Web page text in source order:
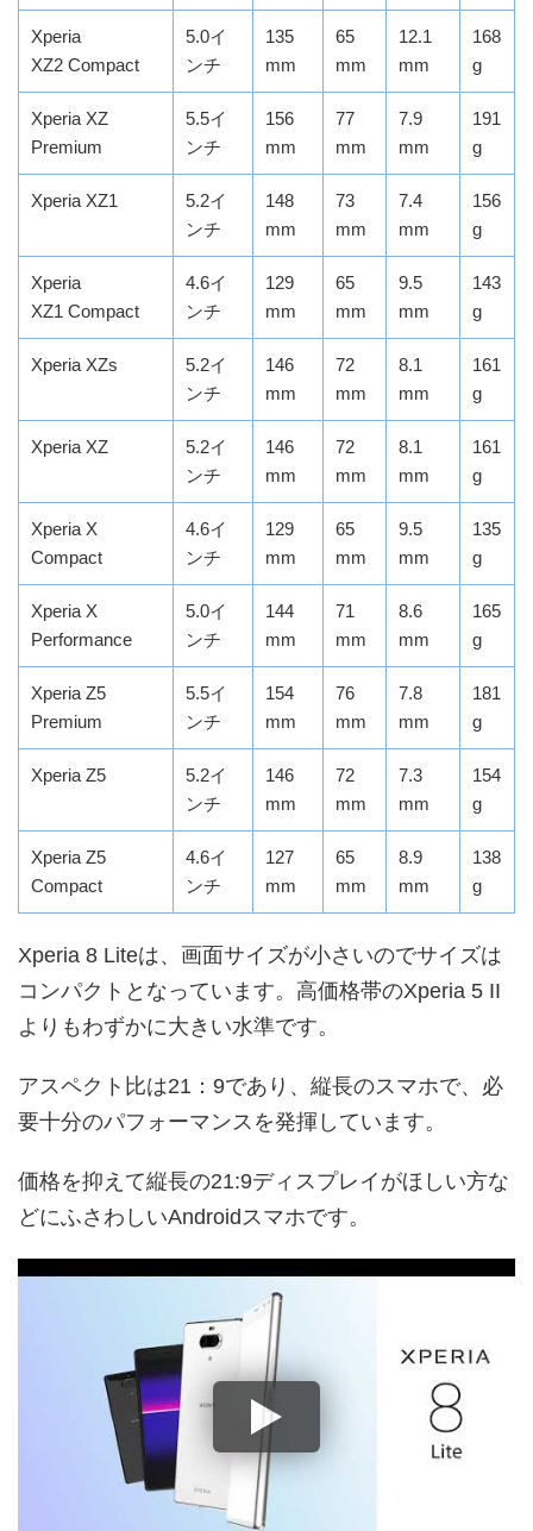
Xperia
XZ2 Compact
5.0イ
ンチ
135
mm
65
mm
12.1
mm
168
g
Xperia XZ
Premium
5.5イ
ンチ
156
mm
77
mm
7.9
mm
191
g
Xperia XZ1
5.2イ
ンチ
148
mm
73
mm
7.4
mm
156
g
Xperia
XZ1 Compact
4.6イ
ンチ
129
mm
65
mm
9.5
mm
143
g
Xperia XZs
5.2イ
ンチ
146
mm
72
mm
8.1
mm
161
g
Xperia XZ
5.2イ
ンチ
146
mm
72
mm
8.1
mm
161
g
Xperia X
Compact
4.6イ
ンチ
129
mm
65
mm
9.5
mm
135
g
Xperia X
Performance
5.0イ
ンチ
144
mm
71
mm
8.6
mm
165
g
Xperia Z5
Premium
5.5イ
ンチ
154
mm
76
mm
7.8
mm
181
g
Xperia Z5
5.2イ
ンチ
146
mm
72
mm
7.3
mm
154
g
Xperia Z5
Compact
4.6イ
ンチ
127
mm
65
mm
8.9
mm
138
g
Xperia 8 Liteは、画面サイズが小さいのでサイズは
コンパクトとなっています。高価格帯のXperia 5 II
よりもわずかに大きい水準です。
アスペクト比は21：9であり、縦長のスマホで、必
要十分のパフォーマンスを発揮しています。
価格を抑えて縦長の21:9ディスプレイがほしい方な
どにふさわしいAndroidスマホです。